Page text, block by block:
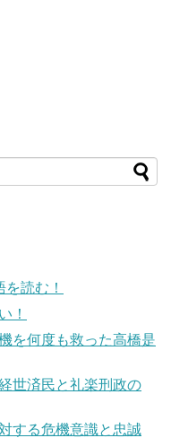
読む！
！
を何度も救った高橋是
世済民と礼楽刑政の
する危機意識と忠誠